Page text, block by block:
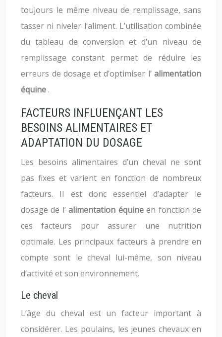
toujours le même niveau de remplissage, sans
tasser ni niveler l’aliment. L’utilisation combinée
du tableau de conversion et d’un niveau de
remplissage constant permet de réduire les
erreurs de dosage et d’optimiser l’ alimentation
équine.
FACTEURS INFLUENÇANT LES
BESOINS ALIMENTAIRES ET
ADAPTATION DU DOSAGE
Les besoins alimentaires d’un cheval ne sont
pas fixes et varient en fonction de nombreux
facteurs. Il est donc essentiel d’adapter le
dosage de l’alimentation équineen fonction de
ces facteurs pour assurer une nutrition
optimale. Les principaux facteurs à prendre en
compte sont le cheval lui-même, son niveau
d’activité et son environnement.
Le cheval
L’âge du cheval est un facteur important à
considérer. Les poulains, les jeunes chevaux en